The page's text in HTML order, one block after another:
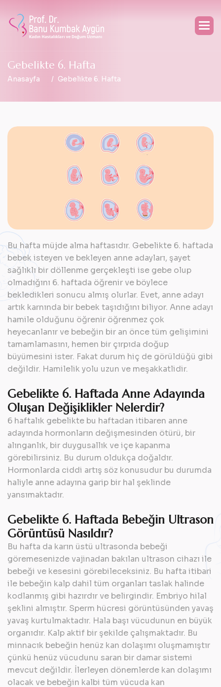
Gebelikte 6. Hafta
Anasayfa Gebelikte 6. Hafta
Bu hafta müjde alma haftasıdır. Gebelikte 6. haftada
bebek isteyen ve bekleyen anne adayları, şayet
sağlıklı bir döllenme gerçekleşti ise gebe olup
olmadığını 6. haftada öğrenir ve böylece
bekledikleri sonucu almış olurlar. Evet, anne adayı
artık karnında bir bebek taşıdığını biliyor. Anne adayı
hamile olduğunu öğrenir öğrenmez çok
heyecanlanır ve bebeğin bir an önce tüm gelişimini
tamamlamasını, hemen bir çırpıda doğup
büyümesini ister. Fakat durum hiç de görüldüğü gibi
değildir. Hamilelik yolu uzun ve meşakkatlidir.
Gebelikte 6. Haftada Anne Adayında
Oluşan Değişiklikler Nelerdir?
6 haftalık gebelikte bu haftadan itibaren anne
adayında hormonların değişmesinden ötürü, bir
alınganlık, bir duygusallık ve içe kapanma
görebilirsiniz. Bu durum oldukça doğaldır.
Hormonlarda ciddi artış söz konusudur bu durumda
haliyle anne adayına garip bir hal şeklinde
yansımaktadır.
Gebelikte 6. Haftada Bebeğin Ultrason
Görüntüsü Nasıldır?
Bu hafta da karın üstü ultrasonda bebeği
göremesenizde vajinadan bakılan ultrason cihazı ile
bebeği ve kesesini görebileceksiniz. Bu hafta itibari
ile bebeğin kalp dahil tüm organları taslak halinde
kodlanmış gibi hazırdır ve belirgindir. Embriyo hilal
şeklini almıştır. Sperm hücresi görüntüsünden yavaş
yavaş kurtulmaktadır. Hala başı vücudunun en büyük
organıdır. Kalp aktif bir şekilde çalışmaktadır. Bu
minnacık bebeğin henüz kan dolaşımı oluşmamıştır
çünkü henüz vücudunu saran bir damar sistemi
mevcut değildir. İlerleyen dönemlerde kan dolaşımı
olacak ve bebeğin kalbi tüm vücuda kan